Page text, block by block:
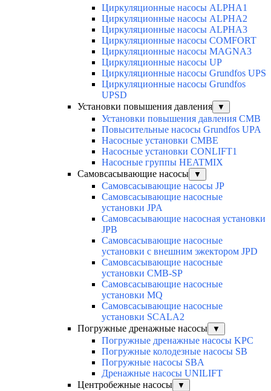
Циркуляционные насосы ALPHA1
Циркуляционные насосы ALPHA2
Циркуляционные насосы ALPHA3
Циркуляционные насосы COMFORT
Циркуляционные насосы MAGNA3
Циркуляционные насосы UP
Циркуляционные насосы Grundfos UPS
Циркуляционные насосы Grundfos
UPSD
Установки повышения давления
▼
Установки повышения давления CMB
Повысительные насосы Grundfos UPA
Насосные установки CMBE
Насосные установки CONLIFT1
Насосные группы HEATMIX
Самовсасывающие насосы
▼
Самовсасывающие насосы JP
Самовсасывающие насосные
установки JPA
Самовсасывающие насосная установки
JPB
Самовсасывающие насосные
установки с внешним эжектором JPD
Самовсасывающие насосные
установки CMB-SP
Самовсасывающие насосные
установки MQ
Cамовсасывающие насосные
установки SCALA2
Погружные дренажные насосы
▼
Погружные дренажные насосы KPC
Погружные колодезные насосы SB
Погружные насосы SBA
Дренажные насосы UNILIFT
Центробежные насосы
▼